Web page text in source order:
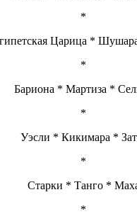
*
Царица *
*
Бариона * Мартиза *
*
Уэсли * Кикимара *
*
Старки * Танго *
*